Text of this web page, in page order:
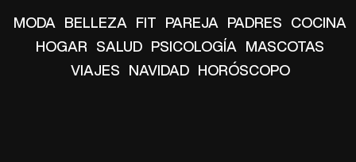
MODA BELLEZA FIT PAREJA PADRES COCINA
HOGAR SALUD PSICOLOGÍA MASCOTAS
VIAJES NAVIDAD HORÓSCOPO